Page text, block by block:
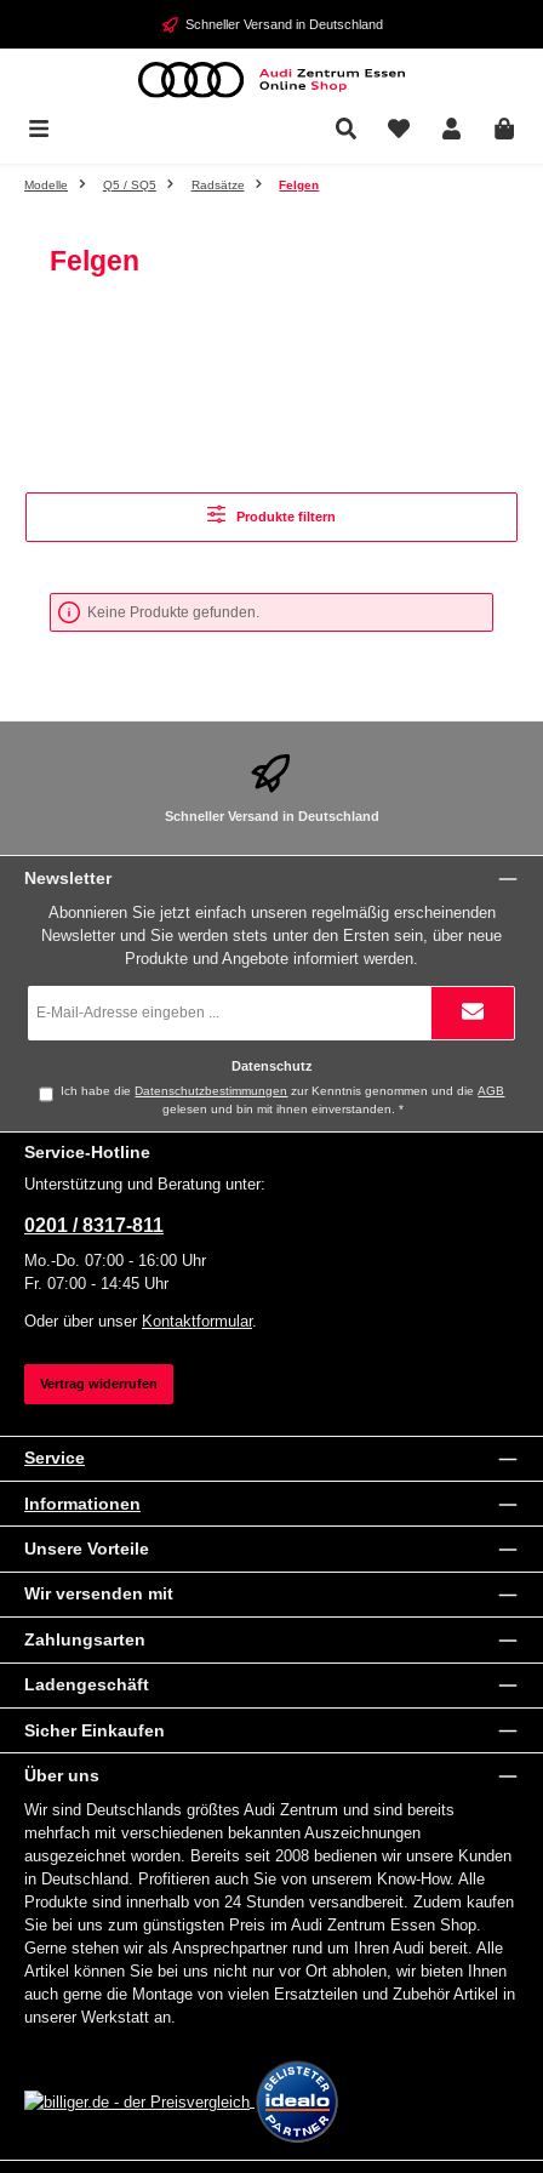
Zum Hauptinhalt springen Schneller Versand in Deutschland
Modelle Q5 / SQ5 Radsätze Felgen
Felgen
Produkte filtern
Keine Produkte gefunden.
Schneller Versand in Deutschland
Newsletter
Abonnieren Sie jetzt einfach unseren regelmäßig erscheinenden
Newsletter und Sie werden stets unter den Ersten sein, über neue
Produkte und Angebote informiert werden.
Mail-
Datenschutz
Ich habe dieDatenschutzbestimmungen zur Kenntnis genommen und dieAGB
gelesen und bin mit ihnen einverstanden.*
Service-Hotline
Unterstützung und Beratung unter:
0201 / 8317-811
Mo.-Do. 07:00 - 16:00 Uhr
Fr. 07:00 - 14:45 Uhr
Oder über unser Kontaktformular.
Vertrag widerrufen
Service
Informationen
Unsere Vorteile
Wir versenden mit
Zahlungsarten
Ladengeschäft
Sicher Einkaufen
Über uns
Wir sind Deutschlands größtes Audi Zentrum und sind bereits
mehrfach mit verschiedenen bekannten Auszeichnungen
ausgezeichnet worden. Bereits seit 2008 bedienen wir unsere Kunden
in Deutschland. Profitieren auch Sie von unserem Know-How. Alle
Produkte sind innerhalb von 24 Stunden versandbereit. Zudem kaufen
Sie bei uns zum günstigsten Preis im Audi Zentrum Essen Shop.
Gerne stehen wir als Ansprechpartner rund um Ihren Audi bereit. Alle
Artikel können Sie bei uns nicht nur vor Ort abholen, wir bieten Ihnen
auch gerne die Montage von vielen Ersatzteilen und Zubehör Artikel in
unserer Werkstatt an.